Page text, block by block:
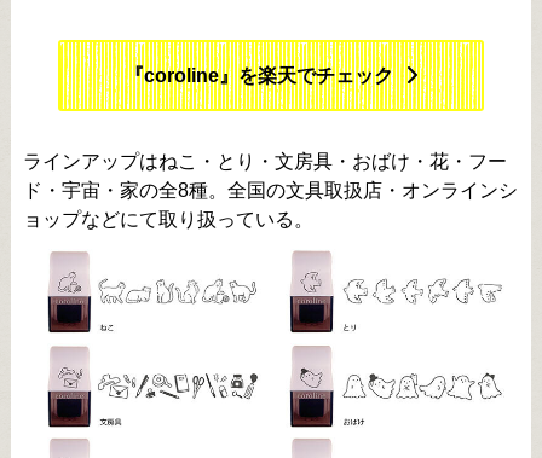
『coroline』を楽天でチェック
ラインアップはねこ・とり・文房具・おばけ・花・フー
ド・宇宙・家の全8種。全国の文具取扱店・オンラインシ
ョップなどにて取り扱っている。